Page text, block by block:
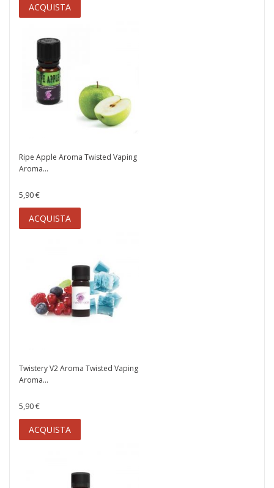
ACQUISTA
Ripe Apple Aroma Twisted Vaping
Aroma...
5,90 €
ACQUISTA
Twistery V2 Aroma Twisted Vaping
Aroma...
5,90 €
ACQUISTA